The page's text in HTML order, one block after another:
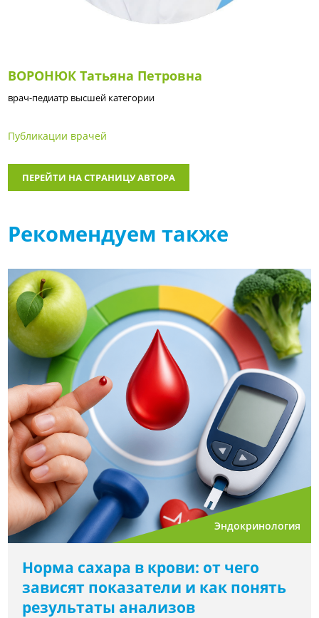
ВОРОНЮК Татьяна Петровна
врач-педиатр высшей категории
Публикации врачей
ПЕРЕЙТИ НА СТРАНИЦУ АВТОРА
Рекомендуем также
Эндокринология
Норма сахара в крови: от чего
зависят показатели и как понять
результаты анализов